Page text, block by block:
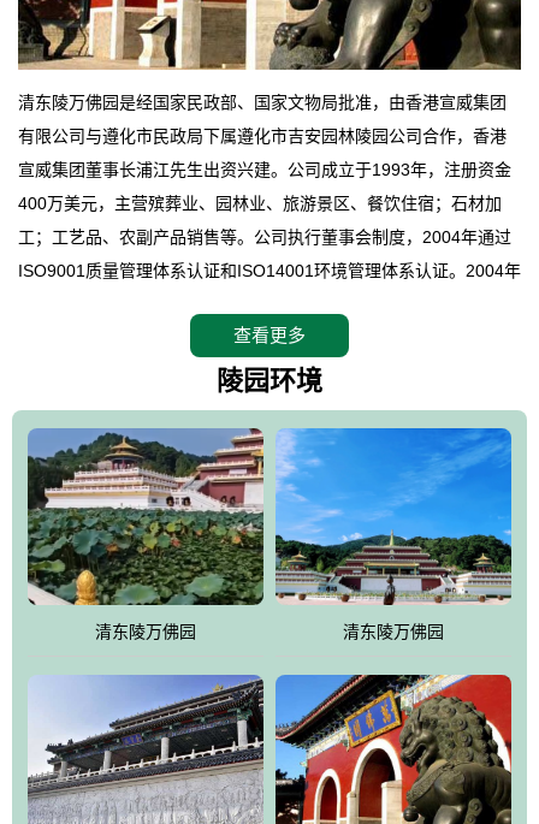
清东陵万佛园是经国家民政部、国家文物局批准，由香港宣威集团
有限公司与遵化市民政局下属遵化市吉安园林陵园公司合作，香港
宣威集团董事长浦江先生出资兴建。公司成立于1993年，注册资金
400万美元，主营殡葬业、园林业、旅游景区、餐饮住宿；石材加
工；工艺品、农副产品销售等。公司执行董事会制度，2004年通过
ISO9001质量管理体系认证和ISO14001环境管理体系认证。2004年
拥有4A级旅游区头衔的花园式陵园，园内建有四星级酒店一座。
万佛园位于遵化市境内，座落在世界文化遗产清东陵地形墙内，地
形绝佳，地理位置优越，交通便利。公司以“建设全国顶级人生后花
园、打造佛教精品旅游圣地”为目标，以海外归侨、国内外知名人士
的墓地安葬、祭祀吊亡并结合旅游参观构成其主要使用功能；以苍
郁绚丽、优雅宜人的园林景观构成其外部形象。通过墓园建设与造
园手法相结合的默契操作，建成一处特色鲜明、服务周全、环境优
美、民族风格突出，与周边文物古迹交相呼应的极具吸引力的花园
式园林。
万佛园工程一期占地448亩，目前完成投资近12亿元人民币，园区采
用全仿古式建筑，寻求与世界文化遗产地清东陵的和谐统一，在园
区建设中寻求陵园建设与景区建设的有机融合，充分发挥独一无二
的地形优势，打造现代艺术园林，建设旅游景观、寺庙、酒店等综
合服务设施，服务于陵园经营，使企业的多元化经营项目相互依
托、相互促进，园区绿化覆盖率达90%。
查看更多
陵园环境
清东陵万佛园 清东陵万佛园